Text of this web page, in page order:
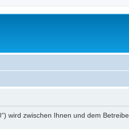
wird zwischen Ihnen und dem